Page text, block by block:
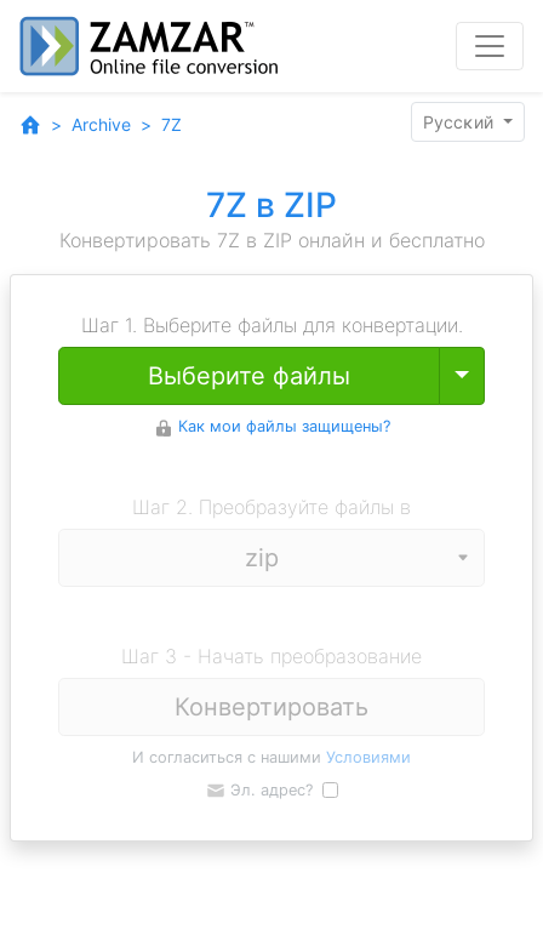
Archive 7Z Pyccĸий
7Z в ZIP
Конвертировать 7Z в ZIP онлайн и бесплатно
Шаг 1. Выберите файлы для конвертации.
Выберите файлы Toggle
Как мои файлы защищены?
Шаг 2. Преобразуйте файлы в
Шаг 3 - Начать преобразование
Конвертировать
И согласиться с нашими Условиями
Эл. адрес?